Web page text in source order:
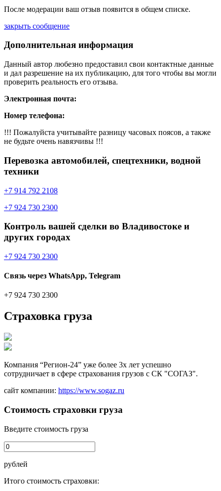
После модерации ваш отзыв появится в общем списке.
закрыть сообщение
Дополнительная информация
Данный автор любезно предоставил свои контактные данные
и дал разрешение на их публикацию, для того чтобы вы могли
проверить реальность его отзыва.
Электронная почта:
Номер телефона:
!!! Пожалуйста учитывайте разницу часовых поясов, а также
не будьте очень навязчивы !!!
Перевозка автомобилей, спецтехники, водной
техники
+7 914 792 2108
+7 924 730 2300
Контроль вашей сделки во Владивостоке и
других городах
+7 924 730 2300
Связь через WhatsApp, Telegram
+7 924 730 2300
Страховка груза
Компания “Регион-24” уже более 3х лет успешно
сотрудничает в сфере страхования грузов с СК "СОГАЗ".
сайт компании: https://www.sogaz.ru
Стоимость страховки груза
Введите стоимость груза
рублей
Итого стоимость страховки: